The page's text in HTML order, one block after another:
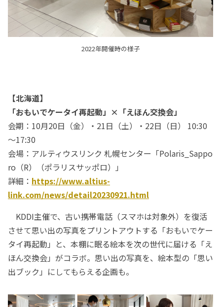
2022年開催時の様子
【北海道】
「おもいでケータイ再起動」×「えほん交換会」
会期：10月20日（金）・21日（土）・22日（日） 10:30
～17:30
会場：アルティウスリンク 札幌センター「Polaris_Sappo
ro（R）（ポラリスサッポロ）」
詳細： https://www.altius-
link.com/news/detail20230921.html
KDDI主催で、古い携帯電話（スマホは対象外）を復活
させて思い出の写真をプリントアウトする「おもいでケー
タイ再起動」と、本棚に眠る絵本を次の世代に届ける「え
ほん交換会」がコラボ。思い出の写真を、絵本型の「思い
出ブック」にしてもらえる企画も。